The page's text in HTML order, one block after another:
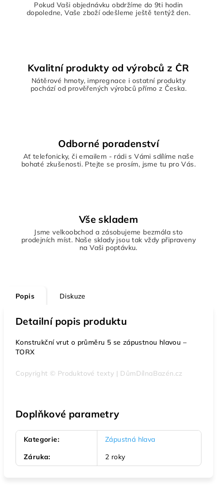
Pokud Vaši objednávku obdržíme do 9ti hodin
dopoledne, Vaše zboží odešleme ještě tentýž den.
Kvalitní produkty od výrobců z ČR
Nátěrové hmoty, impregnace i ostatní produkty
pochází od prověřených výrobců přímo z Česka.
Odborné poradenství
Ať telefonicky, či emailem - rádi s Vámi sdílíme naše
bohaté zkušenosti. Ptejte se prosím, jsme tu pro Vás.
Vše skladem
Jsme velkoobchod a zásobujeme bezmála sto
prodejních míst. Naše sklady jsou tak vždy připraveny
na Vaši poptávku.
Popis Diskuze
Detailní popis produktu
Konstrukční vrut o průměru 5 se zápustnou hlavou –
TORX
Copyright © Produktové texty | DůmDílnaBazén.cz
Doplňkové parametry
Kategorie:
Zápustná hlava
Záruka: 2 roky